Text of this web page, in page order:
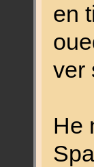
en
ver
He